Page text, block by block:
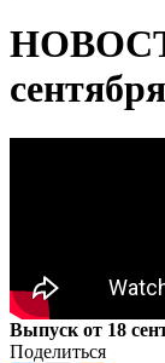
Выпуск от 18
Поделиться